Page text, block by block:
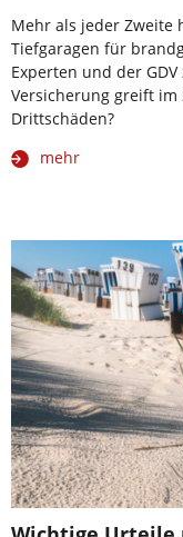
Mehr als jeder Zweite
Tiefgaragen für
Experten und der
Versicherung greift
Drittschäden?
mehr